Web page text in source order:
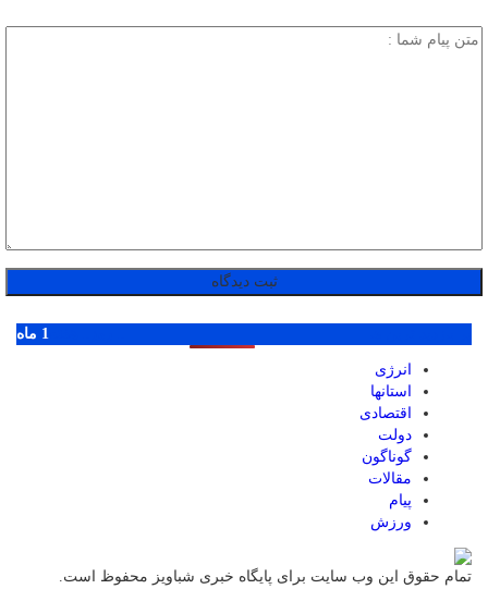
1 ماه
انرژی
استانها
اقتصادی
دولت
گوناگون
مقالات
پیام
ورزش
تمام حقوق این وب سایت برای پایگاه خبری شباویز محفوظ است.